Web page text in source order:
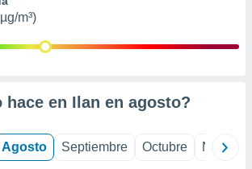
m³)
hace en Ilan en agosto?
Agosto Septiembre Octubre